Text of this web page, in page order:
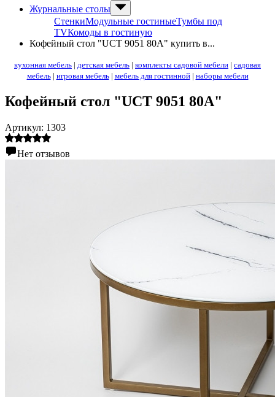
Журнальные столы
СтенкиМодульные гостиныеТумбы под
ТVКомоды в гостиную
Кофейный стол "UCT 9051 80А" купить в...
кухонная мебель | детская мебель | комплекты садовой мебели | садовая
мебель| игровая мебель| мебель для гостинной| наборы мебели
Кофейный стол "UCT 9051 80А"
Артикул: 1303
Нет отзывов